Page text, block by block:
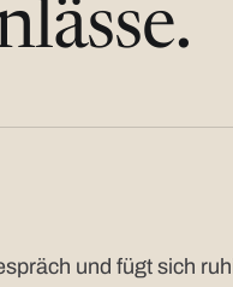
und fügt sich